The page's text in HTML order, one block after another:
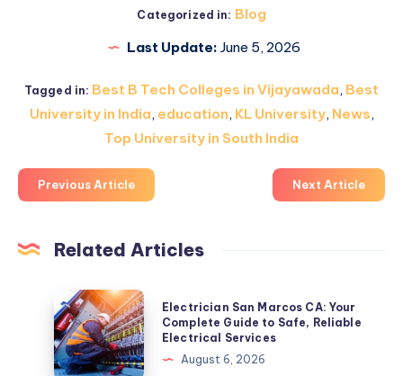
Categorized in: Blog
Last Update: June 5, 2026
Tagged in: Best B Tech Colleges in Vijayawada, Best
University in India, education, KL University, News,
Top University in South India
Previous Article Next Article
Related Articles
Electrician
San
Marcos
CA:
Electrician San Marcos CA: Your
Complete Guide to Safe, Reliable
Electrical Services
August 6, 2026